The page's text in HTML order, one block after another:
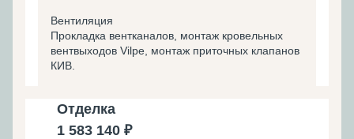
Вентиляция
Прокладка вентканалов, монтаж кровельных
вентвыходов Vilpe, монтаж приточных клапанов
КИВ.
Отделка
1 583 140 ₽